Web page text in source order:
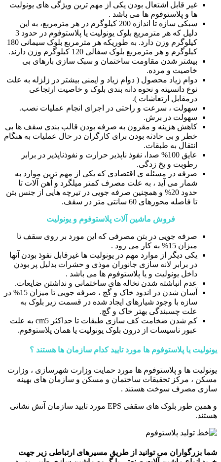
غیر قابل اشتعال بودن یکی از مهم ترین ویژگی های یونولیت
ها و پلاستوفوم ها می باشد .
سبکی سازه تا اندازه 200 کیلوگرم در هر مترمربع، به این
دلیل که هر مترمربع بلوک یونولیت یا پلاستوفوم در حدود 3
کیلوگرم وزن دارد. به طوریکه هر مترمربع بلوک سیمانی 180
کیلوگرم و هر مترمربع بلوک سفالی 120 کیلوگرم وزن دارند.
بیشتر شدن مقاومت ساختمان و سبک سازی بارهای بی
خاصیت و مرده.
دوام زیاد محصول ( دوام زیاد و ایمنی بیشتر در زلزله به علت
نوع دانسیته و نحوه دانه بندی بلوک و خاصیت ارتجاعی
درمقابل ارتعاشات ).
سهولت ، سرعت و راحتی در اجرای انجام عملیات نصب.
سهولت در برش.
کاهش هزینه و مقرون به صرفه بودن قالب بندی سقف ها بی
خطر و بی حادثه بودن برای کارگران در حال عملیات به هنگام
انتقال به طبقات.
عایق 100% صدا، نفوذ ناپذیر حرارت و نفوذناپذیر در برابر
رطوبت و یخ زدگی.
صرفه در مسئله ی اقتصادی که یکی از مهم ترین موارد به
شمار می آید ، به علت مصرف کمتر میلگرد و آهن آلات تا
حدود 20% و همچنین صرفه جویی در تیرچه هایی از جنس بتن
تا فاصله محورهای 60 سانتی متر در سقف.
فروش ماشین آلات پلاستوفوم و یونولیت
صرفه جویی در بتن مصرفی که این مورد بر روی سقف تا
میزان 15% به کار می رود .
یکی دیگر از موارد مهم در یونولیت ها غیرقابل نفوذ بودن آنها
در برابر لانه سازی جانوران موذی و حشرات بدلیل پر بودن
داخل یونولیت و یا پلاستوفوم ها می باشد .
عدم انباشته شدن نخاله های ساختمانی و نداشتن ضایعات.
آسان شدن در اندود خاک و گچ ، صرفه جویی تا میزان 15% در
سازه با وجود شیارهای ایجاد شده در قسمت زیر بلوک به
علت چسبندگی بهتر خاک و گچ.
کم شدن ضخامت کف سازی طبقات تا حداکثر cm5 به علت
عبور تاسیسات از درون بلوک یونولیت یا همان پلاستوفوم.
یونولیت یا پلاستوفوم ها مورد تایید کدام سازمان ها هستند ؟
یونولیت ها و پلاستوفوم ها مورد حمایت وزارت شهرسازی ، وزارت
مسکن ، مرکز تحقیقات ساختمان و مسکن و سازمان های بهینه
سازی مصرف سوخت هستند .
و همین طور بلوک های سقفی EPS‌ مورد تایید سازمان آتش نشانی
هستند.
شما بزرگواران می توانید از طریق مسیرهای ارتباطی زیر جهت